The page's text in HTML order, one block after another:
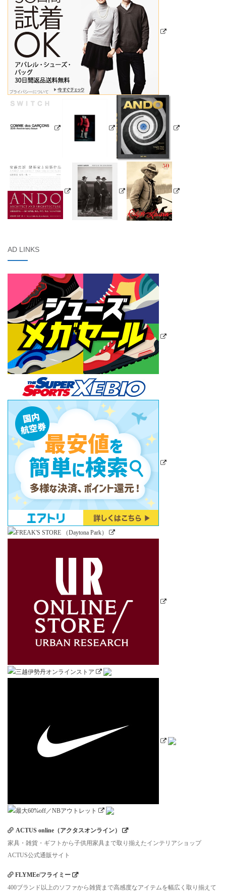
AD LINKS
ACTUS online（アクタスオンライン）
家具・雑貨・ギフトから子供用家具まで取り揃えたインテリアショップ
ACTUS公式通販サイト
FLYMEe/フライミー
400ブランド以上のソファから雑貨まで高感度なアイテムを幅広く取り揃えて